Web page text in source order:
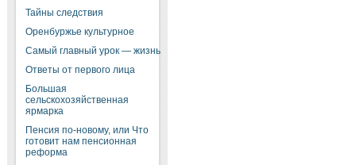
Тайны следствия
Оренбуржье культурное
Самый главный урок — жизнь
Ответы от первого лица
Большая
сельскохозяйственная
ярмарка
Пенсия по-новому, или Что
готовит нам пенсионная
реформа